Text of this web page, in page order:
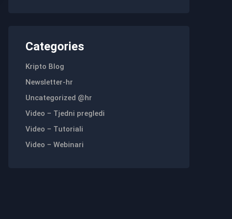
Categories
Kripto Blog
Newsletter-hr
Uncategorized @hr
Video – Tjedni pregledi
Video – Tutoriali
Video – Webinari